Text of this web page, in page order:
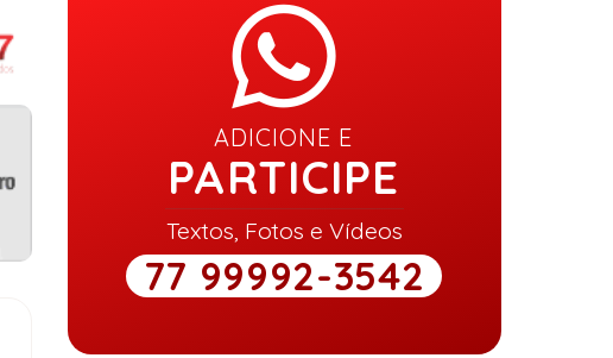
ADICIONE E
PARTICIPE
Textos, Fotos e Vídeos
77 99992-3542